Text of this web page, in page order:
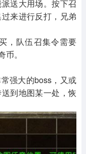
送大用场。按下召
来进行反打，兄弟
，队伍召集令需要
。
强大的boss，又或
到地图某一处，恢